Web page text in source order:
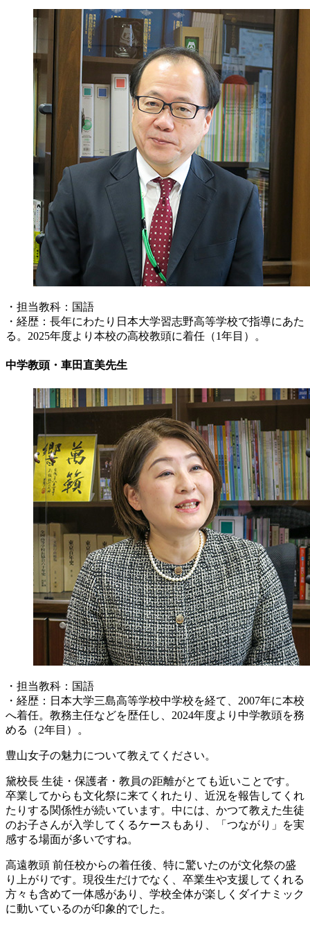
・担当教科：国語
・経歴：長年にわたり日本大学習志野高等学校で指導にあた
る。2025年度より本校の高校教頭に着任（1年目）。
中学教頭・車田直美先生
・担当教科：国語
・経歴：日本大学三島高等学校中学校を経て、2007年に本校
へ着任。教務主任などを歴任し、2024年度より中学教頭を務
める（2年目）。
豊山女子の魅力について教えてください。
黛校長 生徒・保護者・教員の距離がとても近いことです。
卒業してからも文化祭に来てくれたり、近況を報告してくれ
たりする関係性が続いています。中には、かつて教えた生徒
のお子さんが入学してくるケースもあり、「つながり」を実
感する場面が多いですね。
高遠教頭 前任校からの着任後、特に驚いたのが文化祭の盛
り上がりです。現役生だけでなく、卒業生や支援してくれる
方々も含めて一体感があり、学校全体が楽しくダイナミック
に動いているのが印象的でした。